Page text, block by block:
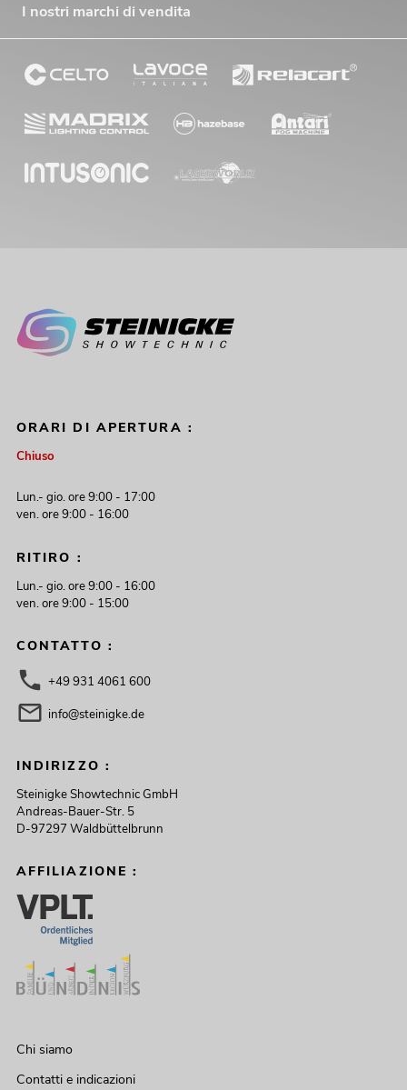
I nostri marchi di vendita
ORARI DI APERTURA :
Chiuso
Lun.- gio. ore 9:00 - 17:00
ven. ore 9:00 - 16:00
RITIRO :
Lun.- gio. ore 9:00 - 16:00
ven. ore 9:00 - 15:00
CONTATTO :
+49 931 4061 600
info@steinigke.de
INDIRIZZO :
Steinigke Showtechnic GmbH
Andreas-Bauer-Str. 5
D-97297 Waldbüttelbrunn
AFFILIAZIONE :
Chi siamo
Contatti e indicazioni